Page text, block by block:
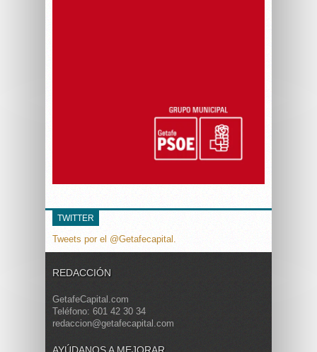
TWITTER
Tweets por el @Getafecapital.
REDACCIÓN
GetafeCapital.com
Teléfono: 601 42 30 34
redaccion@getafecapital.com